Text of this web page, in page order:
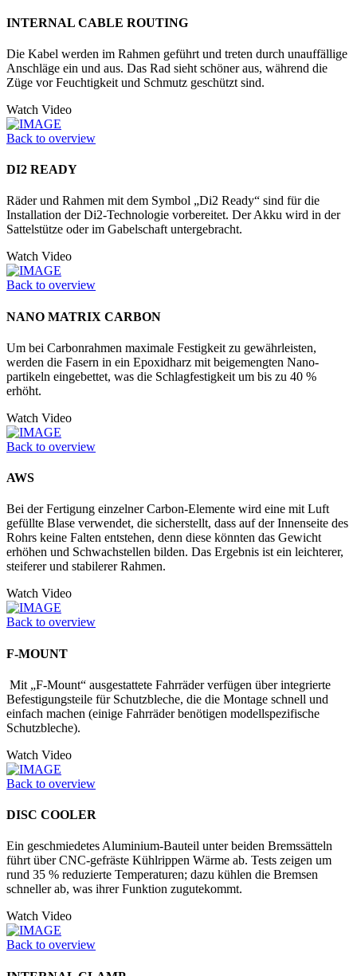
INTERNAL CABLE ROUTING
Die Kabel werden im Rahmen geführt und treten durch unauffällige
Anschläge ein und aus. Das Rad sieht schöner aus, während die
Züge vor Feuchtigkeit und Schmutz geschützt sind.
Watch Video
Back to overview
DI2 READY
Räder und Rahmen mit dem Symbol „Di2 Ready“ sind für die
Installation der Di2-Technologie vorbereitet. Der Akku wird in der
Sattelstütze oder im Ga­belschaft untergebracht.
Watch Video
Back to overview
NANO MATRIX CARBON
Um bei Carbonrahmen maximale Festigkeit zu gewährleisten,
werden die Fasern in ein Epoxidharz mit beigemengten Nano­
partikeln eingebettet, was die Schlagfestigkeit um bis zu 40 %
erhöht.
Watch Video
Back to overview
AWS
Bei der Fertigung einzelner Carbon-Elemente wird eine mit Luft
gefüllte Blase verwendet, die sicherstellt, dass auf der Innenseite des
Rohrs keine Falten entstehen, denn diese könnten das Gewicht
erhöhen und Schwachstellen bilden. Das Ergebnis ist ein leichterer,
steiferer und stabilerer Rahmen.
Watch Video
Back to overview
F-MOUNT
Mit „F-Mount“ ausgestattete Fahrräder verfügen über integrierte
Befestigungs­teile für Schutzbleche, die die Montage schnell und
einfach machen (einige Fahrräder benötigen modellspezifische
Schutzbleche).
Watch Video
Back to overview
DISC COOLER
Ein geschmiedetes Aluminium-Bauteil unter beiden Bremssätteln
führt über CNC-gefräste Kühlrippen Wärme ab. Tests zeigen um
rund 35 % reduzierte Temperaturen; dazu kühlen die Bremsen
schneller ab, was ihrer Funktion zugutekommt.
Watch Video
Back to overview